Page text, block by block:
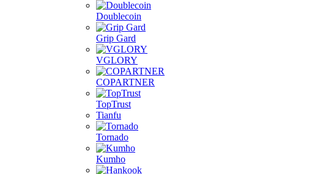
Doublecoin
Grip Gard
VGLORY
COPARTNER
TopTrust
Tianfu
Tornado
Kumho